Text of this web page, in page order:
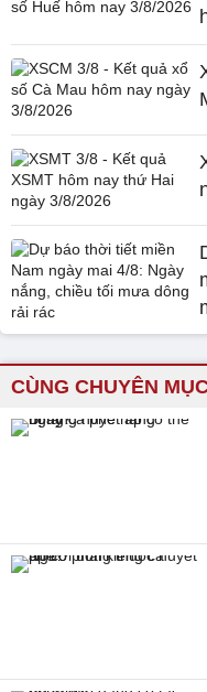
CÙNG CHUYÊN